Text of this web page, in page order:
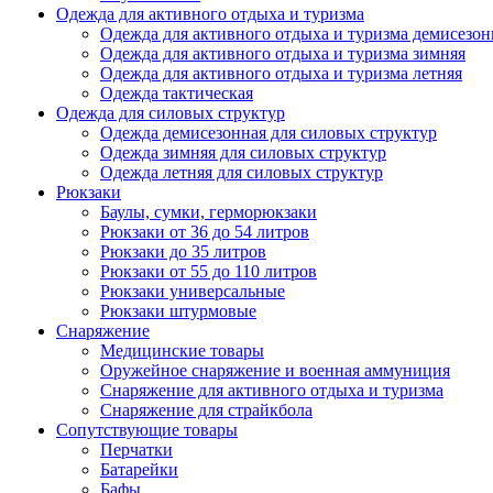
Одежда для активного отдыха и туризма
Одежда для активного отдыха и туризма
Одежда для активного отдыха и туризма зимняя
Одежда для активного отдыха и туризма летняя
Одежда тактическая
Одежда для силовых структур
Одежда демисезонная для силовых структур
Одежда зимняя для силовых структур
Одежда летняя для силовых структур
Рюкзаки
Баулы, сумки, герморюкзаки
Рюкзаки от 36 до 54 литров
Рюкзаки до 35 литров
Рюкзаки от 55 до 110 литров
Рюкзаки универсальные
Рюкзаки штурмовые
Снаряжение
Медицинские товары
Оружейное снаряжение и военная аммуниция
Снаряжение для активного отдыха и туризма
Снаряжение для страйкбола
Сопутствующие товары
Перчатки
Батарейки
Бафы